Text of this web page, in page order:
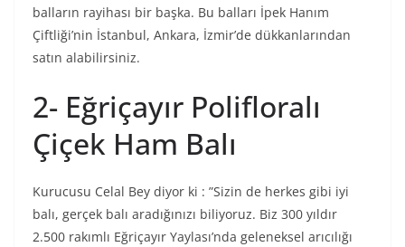
balların rayihası bir başka. Bu balları İpek Hanım
Çiftliği’nin İstanbul, Ankara, İzmir’de dükkanlarından
satın alabilirsiniz.
2- Eğriçayır Polifloralı
Çiçek Ham Balı
Kurucusu Celal Bey diyor ki : ”Sizin de herkes gibi iyi
balı, gerçek balı aradığınızı biliyoruz. Biz 300 yıldır
2.500 rakımlı Eğriçayır Yaylası’nda geleneksel arıcılığı